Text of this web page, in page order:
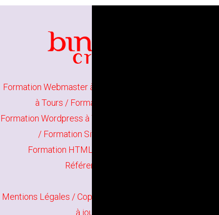
Formation Webmaster à Tours
à Tours / Formation Projet Web à Tours
Formation Wordpress à Tours
/ Formation Site E-Commerce à Tours
Formation HTML5 CSS à Tours
Référencement à Tours
Mentions Légales / Copyright
à jour en juin 2026